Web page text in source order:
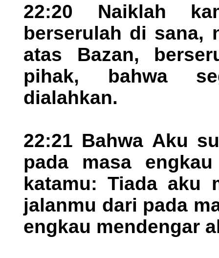
22:20 Naiklah
berserulah di sana,
atas Bazan,
pihak, bahwa
dialahkan.
22:21 Bahwa Aku
pada masa
katamu: Tiada aku
jalanmu dari pada
engkau mendengar